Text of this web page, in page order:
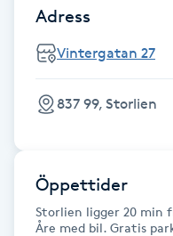
Hatha Yoga
Healing
Adress
Vintergatan 27
837 99, Storlien
Öppettider
Storlien ligger 20 min
Åre med bil. Gratis